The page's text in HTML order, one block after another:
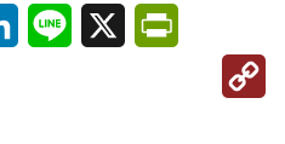
LinkedInLine X